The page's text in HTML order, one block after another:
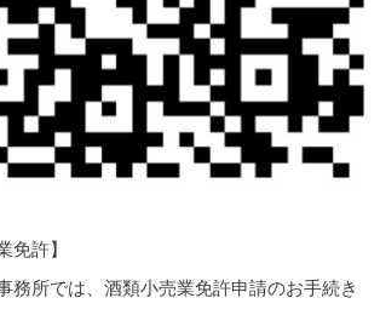
免許】
務所では、酒類小売業免許申請のお手続き